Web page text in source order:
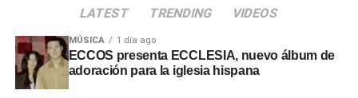
no aprobó el presupuesto para las
intervenciones en los sectores de Chamos del Pino y La
Rinconada, a pesar de disponer de recursos económicos
institucionales.
LATEST TRENDING VIDEOS
MÚSICA 1 día ago
ECCOS presenta ECCLESIA, nuevo álbum de
adoración para la iglesia hispana